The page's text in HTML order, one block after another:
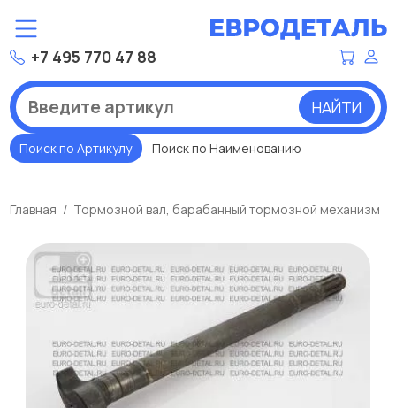
+7 495 770 47 88
НАЙТИ
Поиск по Артикулу Поиск по Наименованию
Главная Тормозной вал, барабанный тормозной механизм